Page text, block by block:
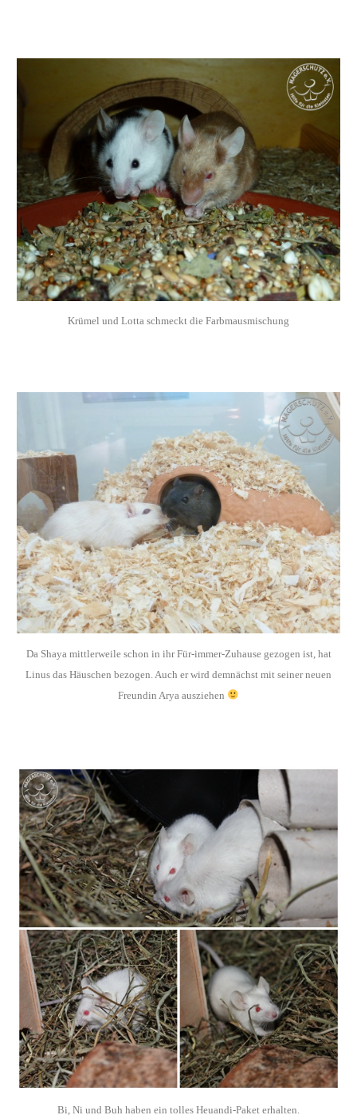
Krümel und Lotta schmeckt die Farbmausmischung
Da Shaya mittlerweile schon in ihr Für-immer-Zuhause gezogen ist, hat
Linus das Häuschen bezogen. Auch er wird demnächst mit seiner neuen
Freundin Arya ausziehen
Bi, Ni und Buh haben ein tolles Heuandi-Paket erhalten.